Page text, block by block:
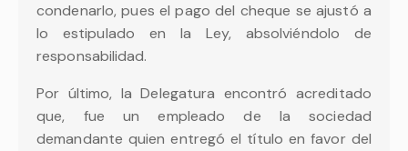
condenarlo, pues el pago del cheque se ajustó a
lo estipulado en la Ley, absolviéndolo de
responsabilidad.
Por último, la Delegatura encontró acreditado
que, fue un empleado de la sociedad
demandante quien entregó el título en favor del